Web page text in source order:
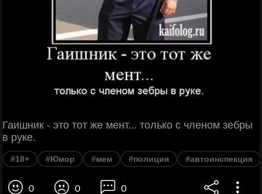
Гаишник - это тот же мент... только с членом зебры
в руке.
#18+ #Юмор #мем #полиция #автоинспекция
0 0 0